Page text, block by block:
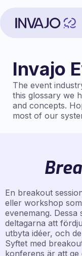
Invajo
The event
this glossary we
and concepts.
most of our
En breakout
eller workshop
evenemang.
deltagarna att
utbyta idéer, och
Syftet med
konferens är att ge